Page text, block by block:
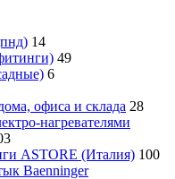
14
49
6
офиса и склада 28
нагревателями
ASTORE (Италия) 100
Baenninger